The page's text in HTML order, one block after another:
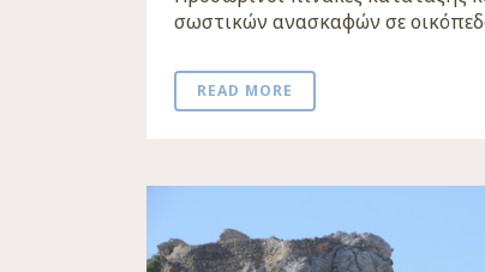
σωστικών ανασκαφών σε
READ MORE